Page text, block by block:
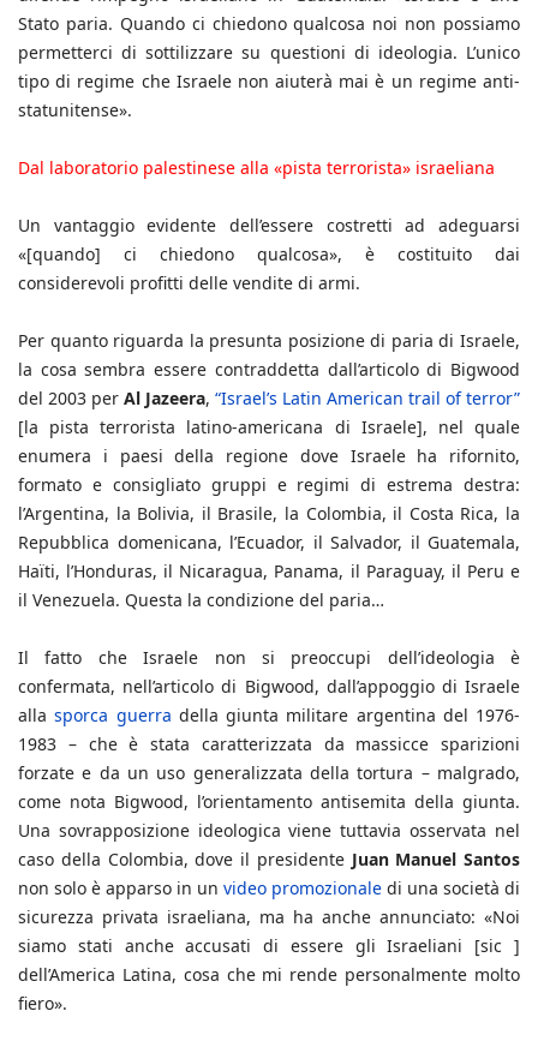
Stato paria. Quando ci chiedono qualcosa noi non possiamo
permetterci di sottilizzare su questioni di ideologia. L’unico
tipo di regime che Israele non aiuterà mai è un regime anti-
statunitense».
Dal laboratorio palestinese alla «pista terrorista» israeliana
Un vantaggio evidente dell’essere costretti ad adeguarsi
«[quando] ci chiedono qualcosa», è costituito dai
considerevoli profitti delle vendite di armi.
Per quanto riguarda la presunta posizione di paria di Israele,
la cosa sembra essere contraddetta dall’articolo di Bigwood
del 2003 per Al Jazeera, “Israel’s Latin American trail of terror”
[la pista terrorista latino-americana di Israele], nel quale
enumera i paesi della regione dove Israele ha rifornito,
formato e consigliato gruppi e regimi di estrema destra:
l’Argentina, la Bolivia, il Brasile, la Colombia, il Costa Rica, la
Repubblica domenicana, l’Ecuador, il Salvador, il Guatemala,
Haïti, l’Honduras, il Nicaragua, Panama, il Paraguay, il Peru e
il Venezuela. Questa la condizione del paria…
Il fatto che Israele non si preoccupi dell’ideologia è
confermata, nell’articolo di Bigwood, dall’appoggio di Israele
allasporca guerra della giunta militare argentina del 1976-
1983 – che è stata caratterizzata da massicce sparizioni
forzate e da un uso generalizzata della tortura – malgrado,
come nota Bigwood, l’orientamento antisemita della giunta.
Una sovrapposizione ideologica viene tuttavia osservata nel
caso della Colombia, dove il presidente Juan Manuel Santos
non solo è apparso in un video promozionale di una società di
sicurezza privata israeliana, ma ha anche annunciato: «Noi
siamo stati anche accusati di essere gli Israeliani [sic ]
dell’America Latina, cosa che mi rende personalmente molto
fiero».